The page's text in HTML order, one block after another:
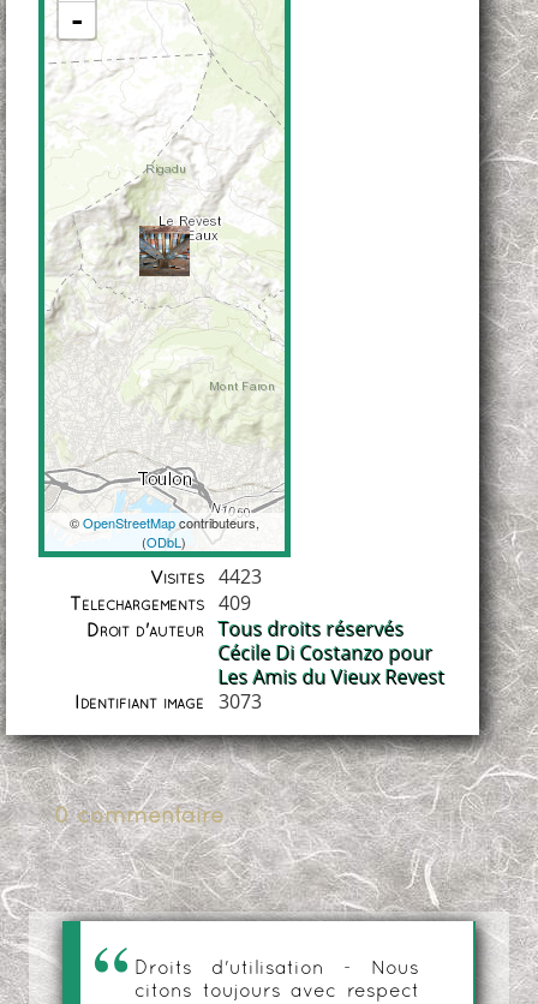
Coordonnées
-
©OpenStreetMapcontributeurs,
(ODbL)
Visites 4423
Téléchargements 409
Droit d'auteur
Tous droits réservés
Cécile Di Costanzo pour
Les Amis du Vieux Revest
Identifiant image 3073
0 commentaire
Droits d'utilisation - Nous
citons toujours avec respect